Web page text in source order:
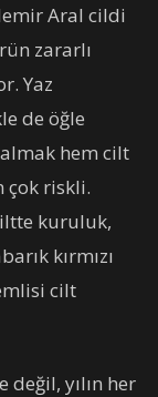
Aral cildi
zararlı
Yaz
de öğle
hem cilt
çok riskli.
kuruluk,
kırmızı
cilt
değil, yılın her